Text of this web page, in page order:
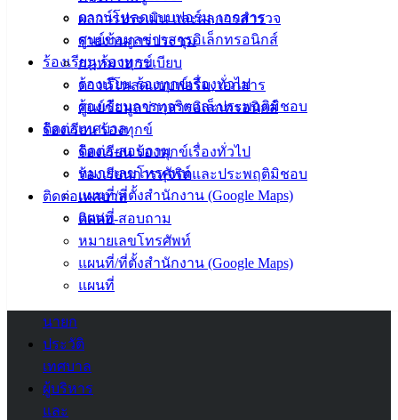
ดาวน์โหลดแบบฟอร์ม, เอกสาร
ศูนย์ข้อมูลข่าวสารอิเล็กทรอนิกส์
ร้องเรียน ร้องทุกข์
ร้องเรียน ร้องทุกข์เรื่องทั่วไป
ร้องเรียนการทุจริตและประพฤติมิชอบ
ติดต่อเทศบาล
ติดต่อ-สอบถาม
หมายเลขโทรศัพท์
แผนที่/ที่ตั้งสำนักงาน (Google Maps)
แผนที่
ผลการประเมิน และผลการสำรวจ
รายงานการประชุม
กฎหมาย ระเบียบ
ดาวน์โหลดแบบฟอร์ม, เอกสาร
ศูนย์ข้อมูลข่าวสารอิเล็กทรอนิกส์
ร้องเรียน ร้องทุกข์
ร้องเรียน ร้องทุกข์เรื่องทั่วไป
ร้องเรียนการทุจริตและประพฤติมิชอบ
ติดต่อเทศบาล
ติดต่อ-สอบถาม
หมายเลขโทรศัพท์
แผนที่/ที่ตั้งสำนักงาน (Google Maps)
แผนที่
ข้อมูล
ข่าวสาร
อิเล็กทรอนิกส์
องค์
ความรู้
(Knowledge
Management)
เทศบาล
นายก
ประวัติ
เทศบาล
ผู้บริหาร
และ